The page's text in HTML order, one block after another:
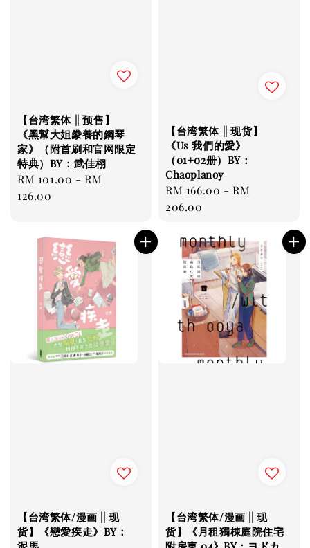
【台湾繁体 || 预售】
《黑幫大姐豢養的鋼琴
家》（附首刷和官网限定
特典）BY：武佳栩
Regular
price
RM 101.00 -RM
126.00
【台湾繁体 || 现货】
《Us 我們的愛》
（01+02册）BY：
Chaoplanoy
Regular
price
RM 166.00 -RM
206.00
【台湾繁体/漫画 || 现
货】《戀愛疾走》BY：
【台湾繁体/漫画 || 现
货】《月租獨棟庭院住宅